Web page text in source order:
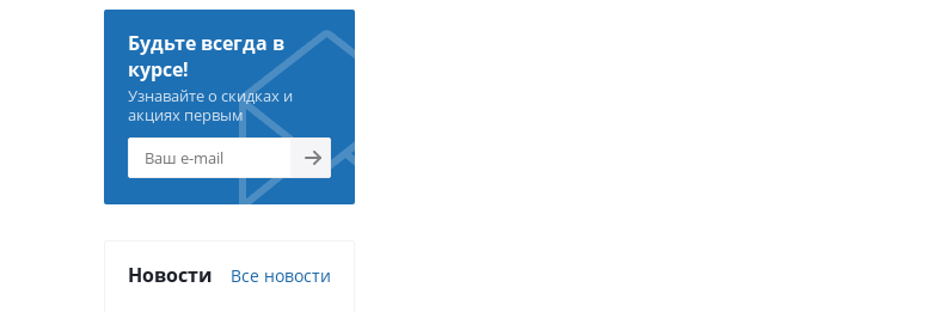
Будьте всегда в
курсе!
Узнавайте о скидках и
акциях первым
Новости Все новости